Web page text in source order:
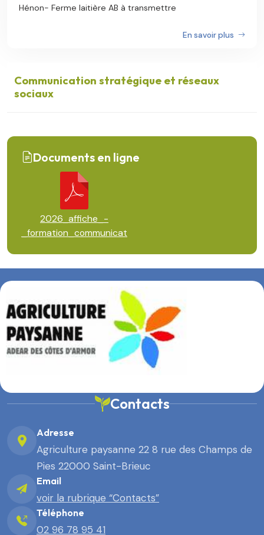
Hénon- Ferme laitière AB à transmettre
En savoir plus
Communication stratégique et réseaux
sociaux
Documents en ligne
2026_affiche_-
_formation_communicat
Contacts
Adresse
Agriculture paysanne 22 8 rue des Champs de
Pies 22000 Saint-Brieuc
Email
voir la rubrique “Contacts”
Téléphone
02 96 78 95 41